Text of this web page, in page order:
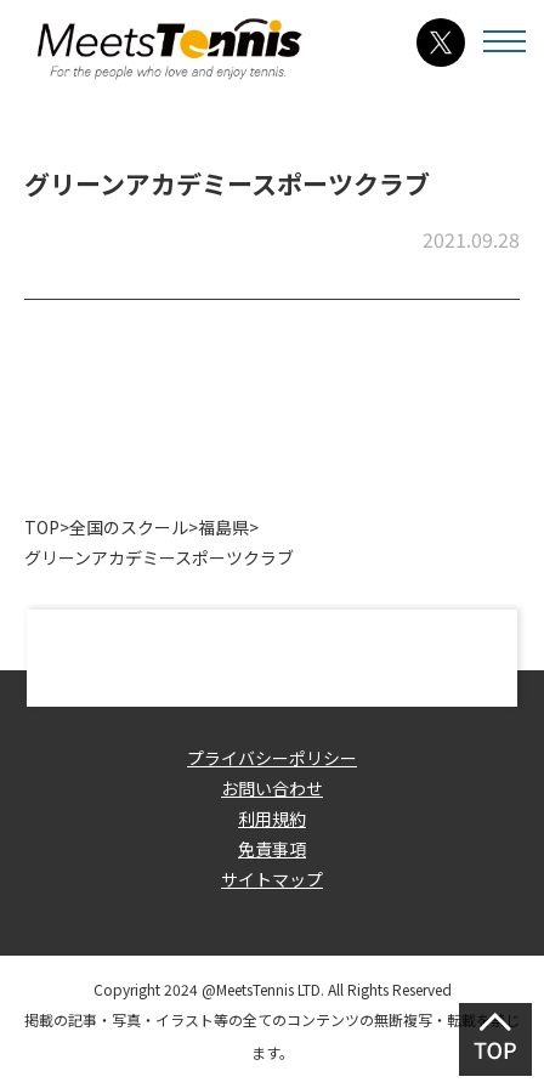
グリーンアカデミースポーツクラブ
2021.09.28
TOP>全国のスクール>福島県>
グリーンアカデミースポーツクラブ
プライバシーポリシー
お問い合わせ
利用規約
免責事項
サイトマップ
Copyright 2024 @MeetsTennis LTD. All Rights Reserved
掲載の記事・写真・イラスト等の全てのコンテンツの無断複写・転載を禁じ
ます。